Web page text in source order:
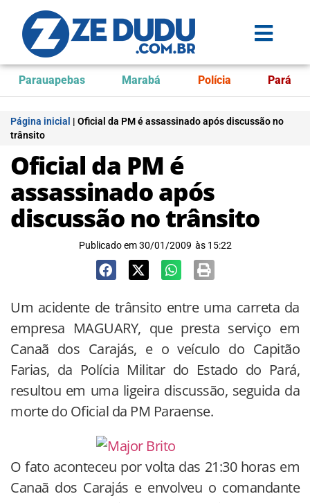
Parauapebas Marabá Polícia Pará
Página inicial | Oficial da PM é assassinado após discussão no
trânsito
Oficial da PM é
assassinado após
discussão no trânsito
Publicado em 30/01/2009 às 15:22
Um acidente de trânsito entre uma carreta da
empresa MAGUARY, que presta serviço em
Canaã dos Carajás, e o veículo do Capitão
Farias, da Polícia Militar do Estado do Pará,
resultou em uma ligeira discussão, seguida da
morte do Oficial da PM Paraense.
O fato aconteceu por volta das 21:30 horas em
Canaã dos Carajás e envolveu o comandante